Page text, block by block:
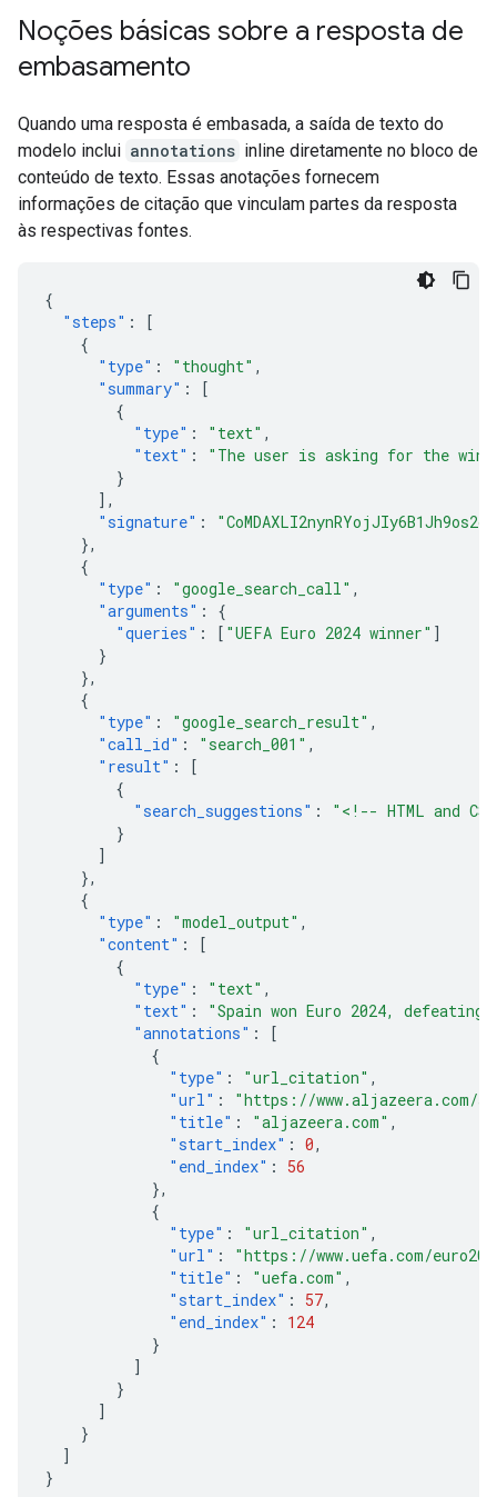
Noções básicas sobre a resposta de
embasamento
Quando uma resposta é embasada, a saída de texto do
modelo inclui annotations inline diretamente no bloco de
conteúdo de texto. Essas anotações fornecem
informações de citação que vinculam partes da resposta
às respectivas fontes.
{
"steps" :
[
{
"type" : "thought" ,
"summary" :
[
{
"type" : "text" ,
"text" :
"The user is asking for the
}
],
"signature" :
},
{
"type" : "google_search_call" ,
"arguments" :
{
"queries" : [ "UEFA Euro 2024 winner" ]
}
},
{
"type" : "google_search_result" ,
"call_id" : "search_001" ,
"result" :
[
{
"search_suggestions" :
"<!-- HTML and
}
]
},
{
"type" : "model_output" ,
"content" :
[
{
"type" : "text" ,
"text" :
"Spain won Euro 2024,
"annotations" :
[
{
"type" : "url_citation" ,
"url" :
"https://www.aljazeera.com/
"title" : "aljazeera.com" ,
"start_index" : 0,
"end_index" :
56
},
{
"type" : "url_citation" ,
"url" :
"https://www.uefa.com/
"title" : "uefa.com" ,
"start_index" : 57,
"end_index" :
124
}
]
}
]
}
]
}